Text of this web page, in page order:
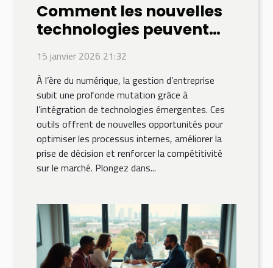
Comment les nouvelles
technologies peuvent
transformer la gestion
d'entreprise ?
15 janvier 2026 21:32
À l’ère du numérique, la gestion d’entreprise
subit une profonde mutation grâce à
l’intégration de technologies émergentes. Ces
outils offrent de nouvelles opportunités pour
optimiser les processus internes, améliorer la
prise de décision et renforcer la compétitivité
sur le marché. Plongez dans...